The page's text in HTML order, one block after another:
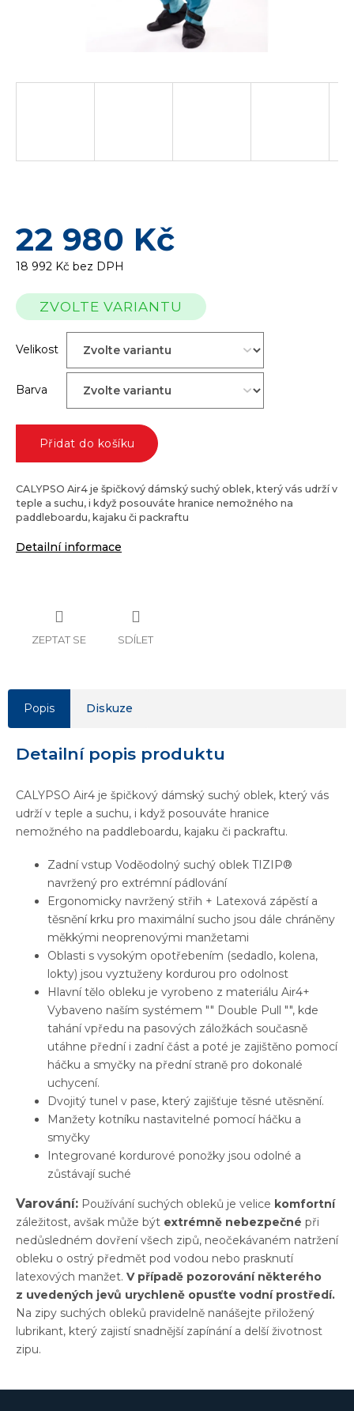
22 980 Kč
18 992 Kč bez DPH
Měrná
cena:
ZVOLTE VARIANTU
Velikost
Barva
Přidat do košíku
CALYPSO Air4 je špičkový dámský suchý oblek, který vás udrží v
teple a suchu, i když posouváte hranice nemožného na
paddleboardu, kajaku či packraftu
Detailní informace
ZEPTAT SE SDÍLET
Popis Diskuze
Detailní popis produktu
CALYPSO Air4 je špičkový dámský suchý oblek, který vás
udrží v teple a suchu, i když posouváte hranice
nemožného na paddleboardu, kajaku či packraftu.
Zadní vstup Voděodolný suchý oblek TIZIP®
navržený pro extrémní pádlování
Ergonomicky navržený střih + Latexová zápěstí a
těsnění krku pro maximální sucho jsou dále chráněny
měkkými neoprenovými manžetami
Oblasti s vysokým opotřebením (sedadlo, kolena,
lokty) jsou vyztuženy kordurou pro odolnost
Hlavní tělo obleku je vyrobeno z materiálu Air4+
Vybaveno naším systémem "" Double Pull "", kde
tahání vpředu na pasových záložkách současně
utáhne přední i zadní část a poté je zajištěno pomocí
háčku a smyčky na přední straně pro dokonalé
uchycení.
Dvojitý tunel v pase, který zajišťuje těsné utěsnění.
Manžety kotníku nastavitelné pomocí háčku a
smyčky
Integrované kordurové ponožky jsou odolné a
zůstávají suché
Varování: Používání suchých obleků je velice komfortní
záležitost, avšak může být extrémně nebezpečné při
nedůsledném dovření všech zipů, neočekávaném natržení
obleku o ostrý předmět pod vodou nebo prasknutí
latexových manžet. V případě pozorování některého
z uvedených jevů urychleně opusťte vodní prostředí.
Na zipy suchých obleků pravidelně nanášejte přiložený
lubrikant, který zajistí snadnější zapínání a delší životnost
zipu.
Z